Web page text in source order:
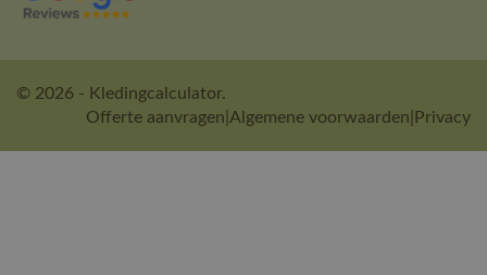
© 2026 - Kledingcalculator.
Offerte aanvragen Algemene voorwaarden Privacy